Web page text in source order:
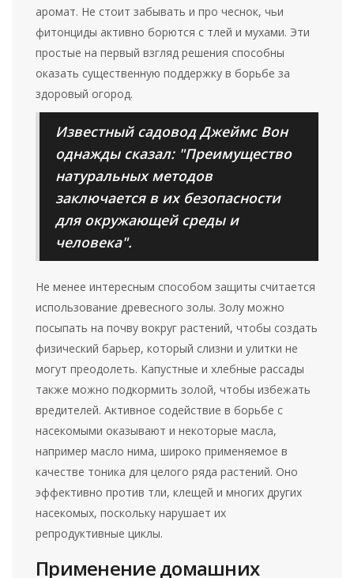
аромат. Не стоит забывать и про чеснок, чьи
фитонциды активно борются с тлей и мухами. Эти
простые на первый взгляд решения способны
оказать существенную поддержку в борьбе за
здоровый огород.
Известный садовод Джеймс Вон
однажды сказал: "Преимущество
натуральных методов
заключается в их безопасности
для окружающей среды и
человека".
Не менее интересным способом защиты считается
использование древесного золы. Золу можно
посыпать на почву вокруг растений, чтобы создать
физический барьер, который слизни и улитки не
могут преодолеть. Капустные и хлебные рассады
также можно подкормить золой, чтобы избежать
вредителей. Активное содействие в борьбе с
насекомыми оказывают и некоторые масла,
например масло нима, широко применяемое в
качестве тоника для целого ряда растений. Оно
эффективно против тли, клещей и многих других
насекомых, поскольку нарушает их
репродуктивные циклы.
Применение домашних